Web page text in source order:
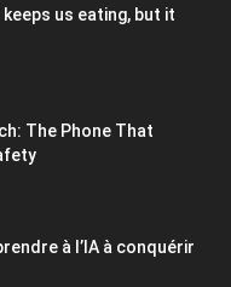
us eating, but it
The Phone That
à l’IA à conquérir